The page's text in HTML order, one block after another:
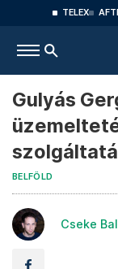
TELEX
Gulyás
BELFÖLD
Cseke